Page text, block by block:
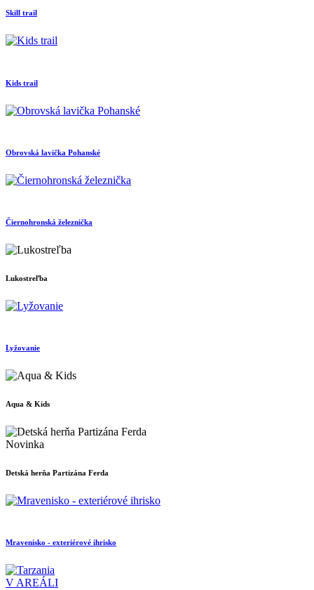
Skill trail
Kids trail
Obrovská lavička Pohanské
Čiernohronská železnička
Lukostreľba
Lyžovanie
Aqua & Kids
Novinka
Detská herňa Partizána Ferda
Mravenisko - exteriérové ihrisko
V AREÁLI